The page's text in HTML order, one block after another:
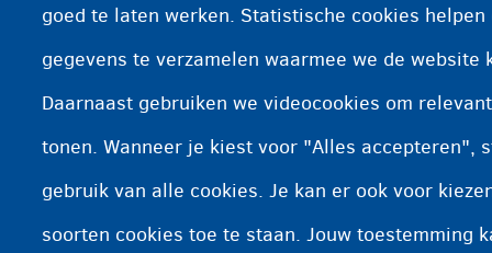
goed te laten werken. Statistische cookies
gegevens te verzamelen waarmee we de website
Daarnaast gebruiken we videocookies om
tonen. Wanneer je kiest voor "Alles accepteren",
gebruik van alle cookies. Je kan er ook voor
soorten cookies toe te staan. Jouw toestemming